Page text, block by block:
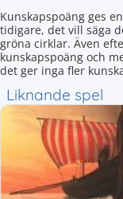
Kunskapspoäng ges
tidigare, det vill säga
gröna cirklar. Även
kunskapspoäng och
det ger inga fler
Liknande spel